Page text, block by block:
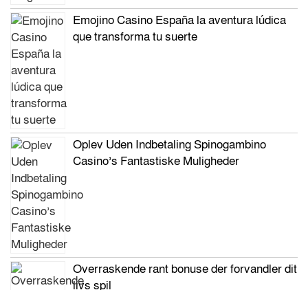
Emojino Casino España la aventura lúdica
que transforma tu suerte
Oplev Uden Indbetaling Spinogambino
Casino’s Fantastiske Muligheder
Overraskende rant bonuse der forvandler dit
livs spil